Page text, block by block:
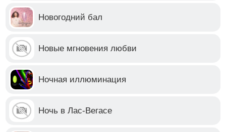
Новогодний бал
Новые мгновения любви
Ночная иллюминация
Ночь в Лас-Вегасе